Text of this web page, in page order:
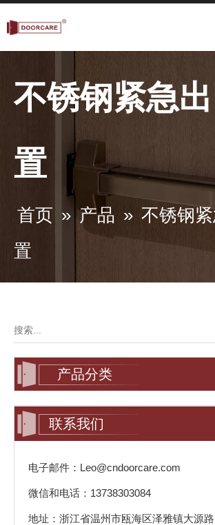
不锈钢紧急
置
首页 » 产品 » 不锈钢
置
产品分类
联系我们
电子邮件：Leo@cndoorcare.com
微信和电话：13738303084
地址：浙江省温州市瓯海区泽雅镇大源